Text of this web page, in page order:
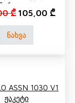
₾.
is: 95,00 ₾.
₾ Original price
105,00 ₾
ნახვა
ASSN 1030 V1
Ჟაკეტი